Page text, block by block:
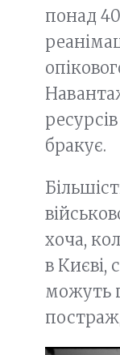
понад
бракує.
хоча,
в Києві,
можуть